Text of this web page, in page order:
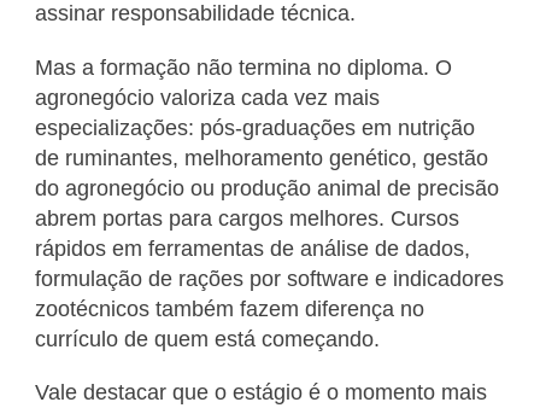
assinar responsabilidade técnica.
Mas a formação não termina no diploma. O
agronegócio valoriza cada vez mais
especializações: pós-graduações em nutrição
de ruminantes, melhoramento genético, gestão
do agronegócio ou produção animal de precisão
abrem portas para cargos melhores. Cursos
rápidos em ferramentas de análise de dados,
formulação de rações por software e indicadores
zootécnicos também fazem diferença no
currículo de quem está começando.
Vale destacar que o estágio é o momento mais